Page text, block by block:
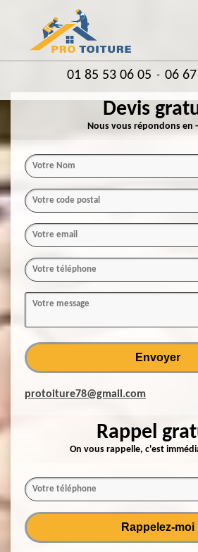
01 85 53 06 05 - 06
Devis
Nous vous répondons en
protoiture78@gmail.com
Rappel
On vous rappelle, c'est